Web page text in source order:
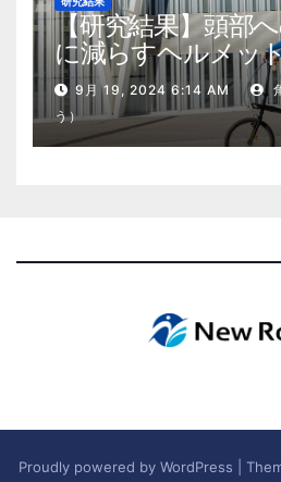
【研究結果】頭部
に減らすヘルメッ
9月 19, 2024 6:14 AM
う）
Proudly powered by WordPress